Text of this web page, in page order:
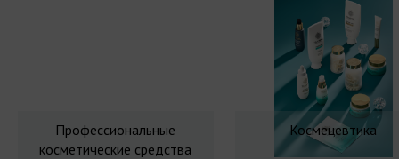
Профессиональные
косметические средства
Космецевтика